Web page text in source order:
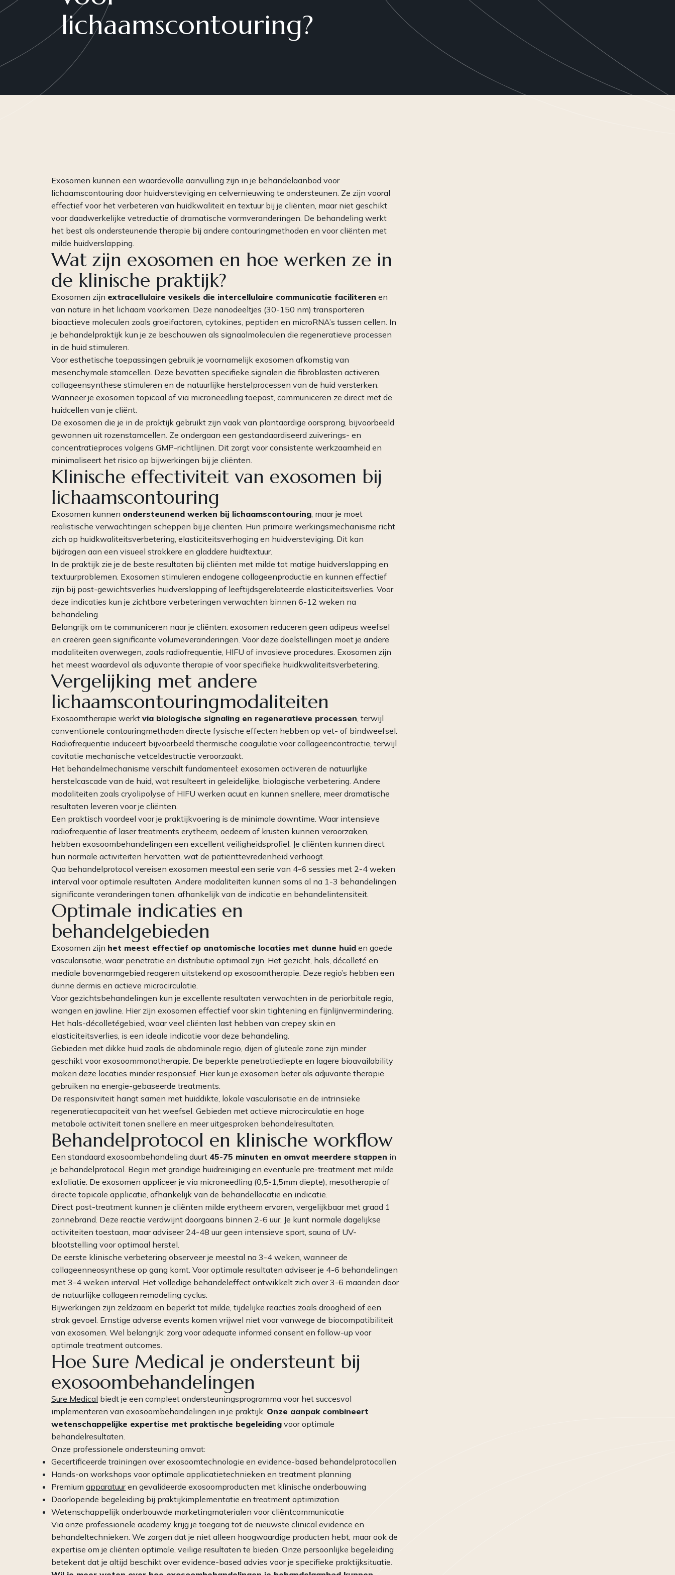
Plasma
RF-Microneedling
cosmeceuticalconcept: van
professionele behandelingen tot
krachtige producten voor
Een resultaat gerichte cosmeceutical,
vol actieve ingrediënten, gebaseerd
op clean science. Exclusief voor
(para-)medische huidprofessionals.
Peelings
Skinboosters
lichaamscontouring?
Exosomen kunnen een waardevolle aanvulling zijn in je behandelaanbod voor
lichaamscontouring door huidversteviging en celvernieuwing te ondersteunen. Ze zijn vooral
effectief voor het verbeteren van huidkwaliteit en textuur bij je cliënten, maar niet geschikt
voor daadwerkelijke vetreductie of dramatische vormveranderingen. De behandeling werkt
het best als ondersteunende therapie bij andere contouringmethoden en voor cliënten met
milde huidverslapping.
Wat zijn exosomen en hoe werken ze in
de klinische praktijk?
Exosomen zijn extracellulaire vesikels die intercellulaire communicatie faciliteren en
van nature in het lichaam voorkomen. Deze nanodeeltjes (30-150 nm) transporteren
bioactieve moleculen zoals groeifactoren, cytokines, peptiden en microRNA’s tussen cellen. In
je behandelpraktijk kun je ze beschouwen als signaalmoleculen die regeneratieve processen
in de huid stimuleren.
Voor esthetische toepassingen gebruik je voornamelijk exosomen afkomstig van
mesenchymale stamcellen. Deze bevatten specifieke signalen die fibroblasten activeren,
collageensynthese stimuleren en de natuurlijke herstelprocessen van de huid versterken.
Wanneer je exosomen topicaal of via microneedling toepast, communiceren ze direct met de
huidcellen van je cliënt.
De exosomen die je in de praktijk gebruikt zijn vaak van plantaardige oorsprong, bijvoorbeeld
gewonnen uit rozenstamcellen. Ze ondergaan een gestandaardiseerd zuiverings- en
concentratieproces volgens GMP-richtlijnen. Dit zorgt voor consistente werkzaamheid en
minimaliseert het risico op bijwerkingen bij je cliënten.
Klinische effectiviteit van exosomen bij
lichaamscontouring
Exosomen kunnen ondersteunend werken bij lichaamscontouring, maar je moet
realistische verwachtingen scheppen bij je cliënten. Hun primaire werkingsmechanisme richt
zich op huidkwaliteitsverbetering, elasticiteitsverhoging en huidversteviging. Dit kan
bijdragen aan een visueel strakkere en gladdere huidtextuur.
In de praktijk zie je de beste resultaten bij cliënten met milde tot matige huidverslapping en
textuurproblemen. Exosomen stimuleren endogene collageenproductie en kunnen effectief
zijn bij post-gewichtsverlies huidverslapping of leeftijdsgerelateerde elasticiteitsverlies. Voor
deze indicaties kun je zichtbare verbeteringen verwachten binnen 6-12 weken na
behandeling.
Belangrijk om te communiceren naar je cliënten: exosomen reduceren geen adipeus weefsel
en creëren geen significante volumeveranderingen. Voor deze doelstellingen moet je andere
modaliteiten overwegen, zoals radiofrequentie, HIFU of invasieve procedures. Exosomen zijn
het meest waardevol als adjuvante therapie of voor specifieke huidkwaliteitsverbetering.
Vergelijking met andere
lichaamscontouringmodaliteiten
Exosoomtherapie werkt via biologische signaling en regeneratieve processen, terwijl
conventionele contouringmethoden directe fysische effecten hebben op vet- of bindweefsel.
Radiofrequentie induceert bijvoorbeeld thermische coagulatie voor collageencontractie, terwijl
cavitatie mechanische vetceldestructie veroorzaakt.
Het behandelmechanisme verschilt fundamenteel: exosomen activeren de natuurlijke
herstelcascade van de huid, wat resulteert in geleidelijke, biologische verbetering. Andere
modaliteiten zoals cryolipolyse of HIFU werken acuut en kunnen snellere, meer dramatische
resultaten leveren voor je cliënten.
Een praktisch voordeel voor je praktijkvoering is de minimale downtime. Waar intensieve
radiofrequentie of laser treatments erytheem, oedeem of krusten kunnen veroorzaken,
hebben exosoombehandelingen een excellent veiligheidsprofiel. Je cliënten kunnen direct
hun normale activiteiten hervatten, wat de patiënttevredenheid verhoogt.
Qua behandelprotocol vereisen exosomen meestal een serie van 4-6 sessies met 2-4 weken
interval voor optimale resultaten. Andere modaliteiten kunnen soms al na 1-3 behandelingen
significante veranderingen tonen, afhankelijk van de indicatie en behandelintensiteit.
Optimale indicaties en
behandelgebieden
Exosomen zijn het meest effectief op anatomische locaties met dunne huid en goede
vascularisatie, waar penetratie en distributie optimaal zijn. Het gezicht, hals, décolleté en
mediale bovenarmgebied reageren uitstekend op exosoomtherapie. Deze regio’s hebben een
dunne dermis en actieve microcirculatie.
Voor gezichtsbehandelingen kun je excellente resultaten verwachten in de periorbitale regio,
wangen en jawline. Hier zijn exosomen effectief voor skin tightening en fijnlijnvermindering.
Het hals-décolletégebied, waar veel cliënten last hebben van crepey skin en
elasticiteitsverlies, is een ideale indicatie voor deze behandeling.
Gebieden met dikke huid zoals de abdominale regio, dijen of gluteale zone zijn minder
geschikt voor exosoommonotherapie. De beperkte penetratiediepte en lagere bioavailability
maken deze locaties minder responsief. Hier kun je exosomen beter als adjuvante therapie
gebruiken na energie-gebaseerde treatments.
De responsiviteit hangt samen met huiddikte, lokale vascularisatie en de intrinsieke
regeneratiecapaciteit van het weefsel. Gebieden met actieve microcirculatie en hoge
metabole activiteit tonen snellere en meer uitgesproken behandelresultaten.
Behandelprotocol en klinische workflow
Een standaard exosoombehandeling duurt 45-75 minuten en omvat meerdere stappen in
je behandelprotocol. Begin met grondige huidreiniging en eventuele pre-treatment met milde
exfoliatie. De exosomen appliceer je via microneedling (0,5-1,5mm diepte), mesotherapie of
directe topicale applicatie, afhankelijk van de behandellocatie en indicatie.
Direct post-treatment kunnen je cliënten milde erytheem ervaren, vergelijkbaar met graad 1
zonnebrand. Deze reactie verdwijnt doorgaans binnen 2-6 uur. Je kunt normale dagelijkse
activiteiten toestaan, maar adviseer 24-48 uur geen intensieve sport, sauna of UV-
blootstelling voor optimaal herstel.
De eerste klinische verbetering observeer je meestal na 3-4 weken, wanneer de
collageenneosynthese op gang komt. Voor optimale resultaten adviseer je 4-6 behandelingen
met 3-4 weken interval. Het volledige behandeleffect ontwikkelt zich over 3-6 maanden door
de natuurlijke collageen remodeling cyclus.
Bijwerkingen zijn zeldzaam en beperkt tot milde, tijdelijke reacties zoals droogheid of een
strak gevoel. Ernstige adverse events komen vrijwel niet voor vanwege de biocompatibiliteit
van exosomen. Wel belangrijk: zorg voor adequate informed consent en follow-up voor
optimale treatment outcomes.
Hoe Sure Medical je ondersteunt bij
exosoombehandelingen
Sure Medical biedt je een compleet ondersteuningsprogramma voor het succesvol
implementeren van exosoombehandelingen in je praktijk. Onze aanpak combineert
wetenschappelijke expertise met praktische begeleiding voor optimale
behandelresultaten.
Onze professionele ondersteuning omvat:
Gecertificeerde trainingen over exosoomtechnologie en evidence-based behandelprotocollen
Hands-on workshops voor optimale applicatietechnieken en treatment planning
Premium apparatuuren gevalideerde exosoomproducten met klinische onderbouwing
Doorlopende begeleiding bij praktijkimplementatie en treatment optimization
Wetenschappelijk onderbouwde marketingmaterialen voor cliëntcommunicatie
Via onze professionele academy krijg je toegang tot de nieuwste clinical evidence en
behandeltechnieken. We zorgen dat je niet alleen hoogwaardige producten hebt, maar ook de
expertise om je cliënten optimale, veilige resultaten te bieden. Onze persoonlijke begeleiding
betekent dat je altijd beschikt over evidence-based advies voor je specifieke praktijksituatie.